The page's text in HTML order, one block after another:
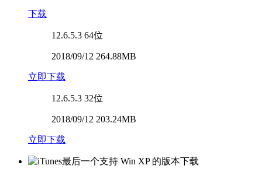
下载
12.6.5.3 64位
2018/09/12 264.88MB
立即下载
12.6.5.3 32位
2018/09/12 203.24MB
立即下载